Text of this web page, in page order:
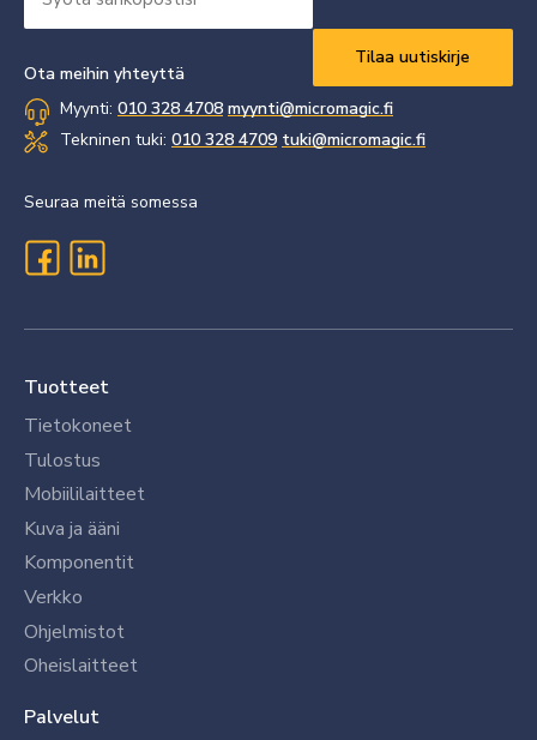
sähköpostisi
Ota meihin yhteyttä
Myynti: 010 328 4708 myynti@micromagic.fi
Tekninen tuki: 010 328 4709 tuki@micromagic.fi
Seuraa meitä somessa
Tuotteet
Tietokoneet
Tulostus
Mobiililaitteet
Kuva ja ääni
Komponentit
Verkko
Ohjelmistot
Oheislaitteet
Palvelut